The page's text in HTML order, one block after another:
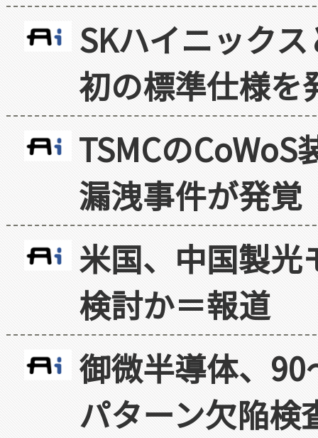
SKハイニック
初の標準仕様を
TSMCの
漏洩事件が発覚
米国、中国製光
検討か＝報道
御微半導体、
パターン欠陥検